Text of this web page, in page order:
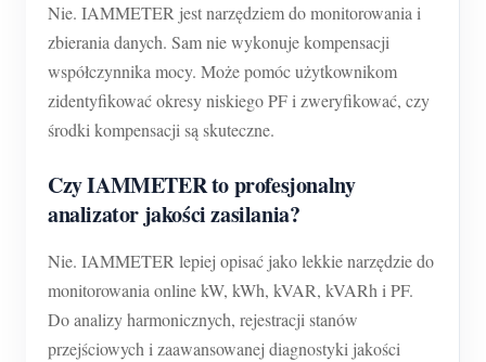
Nie. IAMMETER jest narzędziem do monitorowania i
zbierania danych. Sam nie wykonuje kompensacji
współczynnika mocy. Może pomóc użytkownikom
zidentyfikować okresy niskiego PF i zweryfikować, czy
środki kompensacji są skuteczne.
Czy IAMMETER to profesjonalny
analizator jakości zasilania?
Nie. IAMMETER lepiej opisać jako lekkie narzędzie do
monitorowania online kW, kWh, kVAR, kVARh i PF.
Do analizy harmonicznych, rejestracji stanów
przejściowych i zaawansowanej diagnostyki jakości